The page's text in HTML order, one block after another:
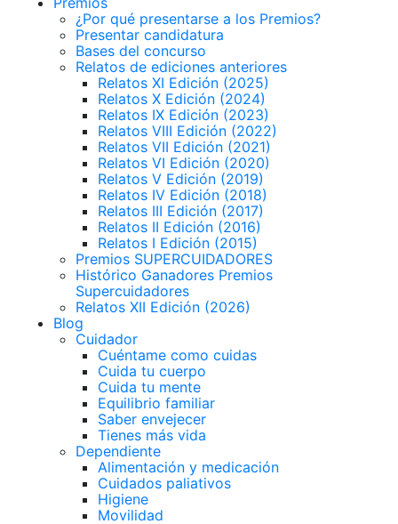
¿Por qué presentarse a los Premios?
Presentar candidatura
Bases del concurso
Relatos de ediciones anteriores
Relatos XI Edición (2025)
Relatos X Edición (2024)
Relatos IX Edición (2023)
Relatos VIII Edición (2022)
Relatos VII Edición (2021)
Relatos VI Edición (2020)
Relatos V Edición (2019)
Relatos IV Edición (2018)
Relatos III Edición (2017)
Relatos II Edición (2016)
Relatos I Edición (2015)
Premios SUPERCUIDADORES
Histórico Ganadores Premios
Supercuidadores
Relatos XII Edición (2026)
Blog
Cuidador
Cuéntame como cuidas
Cuida tu cuerpo
Cuida tu mente
Equilibrio familiar
Saber envejecer
Tienes más vida
Dependiente
Alimentación y medicación
Cuidados paliativos
Higiene
Movilidad